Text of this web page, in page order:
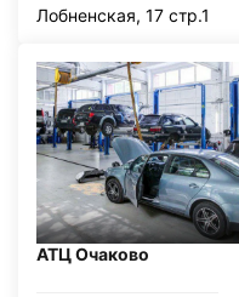
Лобненская, 17 стр.1
АТЦ Очаково